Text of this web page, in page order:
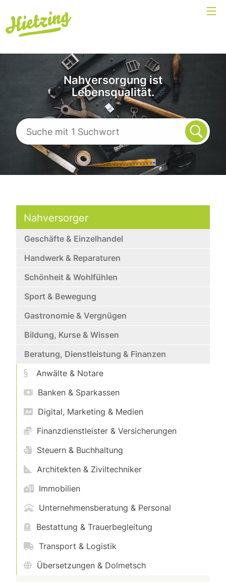
Nahversorgung ist
Lebensqualität.
Nahversorger
Geschäfte & Einzelhandel
Handwerk & Reparaturen
Schönheit & Wohlfühlen
Sport & Bewegung
Gastronomie & Vergnügen
Bildung, Kurse & Wissen
Beratung, Dienstleistung & Finanzen
Anwälte & Notare
Banken & Sparkassen
Digital, Marketing & Medien
Finanzdienstleister & Versicherungen
Steuern & Buchhaltung
Architekten & Ziviltechniker
Immobilien
Unternehmensberatung & Personal
Bestattung & Trauerbegleitung
Transport & Logistik
Übersetzungen & Dolmetsch